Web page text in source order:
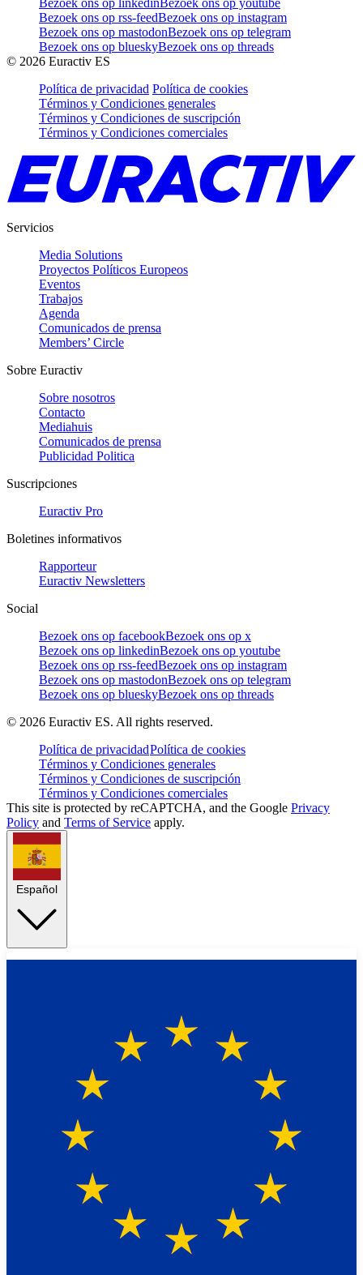
Bezoek ons op rss-feedBezoek ons op instagram
Bezoek ons op mastodonBezoek ons op telegram
Bezoek ons op blueskyBezoek ons op threads
© 2026 Euractiv ES
Política de privacidad Política de cookies
Términos y Condiciones generales
Términos y Condiciones de suscripción
Términos y Condiciones comerciales
Servicios
Media Solutions
Proyectos Políticos Europeos
Eventos
Trabajos
Agenda
Comunicados de prensa
Members’ Circle
Sobre Euractiv
Sobre nosotros
Contacto
Mediahuis
Comunicados de prensa
Publicidad Politica
Suscripciones
Euractiv Pro
Boletines informativos
Rapporteur
Euractiv Newsletters
Social
Bezoek ons op facebookBezoek ons op x
Bezoek ons op linkedinBezoek ons op youtube
Bezoek ons op rss-feedBezoek ons op instagram
Bezoek ons op mastodonBezoek ons op telegram
Bezoek ons op blueskyBezoek ons op threads
© 2026 Euractiv ES. All rights reserved.
Política de privacidadPolítica de cookies
Términos y Condiciones generales
Términos y Condiciones de suscripción
Términos y Condiciones comerciales
This site is protected by reCAPTCHA, and the Google Privacy
Policy and Terms of Service apply.
Español